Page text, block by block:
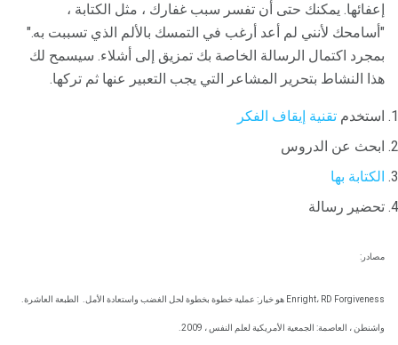
إعفائها. يمكنك حتى أن تفسر سبب غفارك ، مثل الكتابة ،
"أسامحك لأنني لم أعد أرغب في التمسك بالألم الذي تسببت به."
بمجرد اكتمال الرسالة الخاصة بك تمزيق إلى أشلاء. سيسمح لك
هذا النشاط بتحرير المشاعر التي يجب التعبير عنها ثم تركها.
استخدم تقنية إيقاف الفكر
ابحث عن الدروس
الكتابة بها
تحضير رسالة
مصادر:
Enright، RD Forgiveness هو خيار: عملية خطوة بخطوة لحل الغضب واستعادة الأمل. الطبعة العاشرة.
واشنطن ، العاصمة: الجمعية الأمريكية لعلم النفس ، 2009.